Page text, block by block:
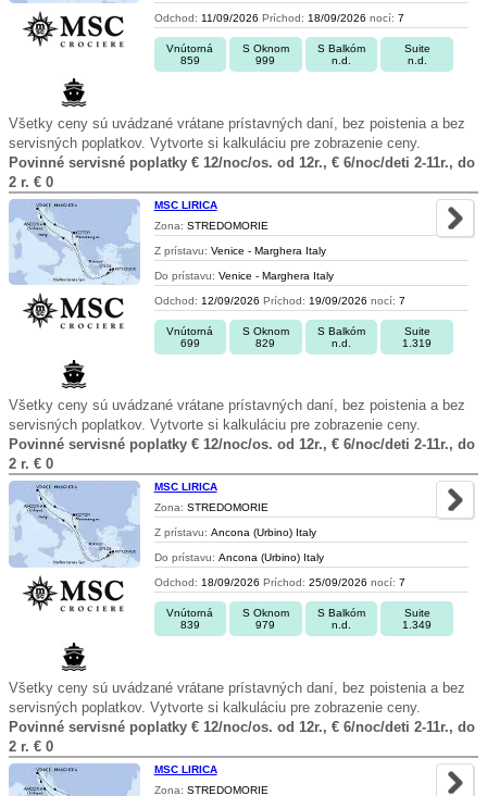
Odchod: 11/09/2026 Príchod: 18/09/2026 nocí: 7
Vnútorná
859
S Oknom
999
S Balkóm
n.d.
Suite
n.d.
Všetky ceny sú uvádzané vrátane prístavných daní, bez poistenia a bez
servisných poplatkov. Vytvorte si kalkuláciu pre zobrazenie ceny.
Povinné servisné poplatky € 12/noc/os. od 12r., € 6/noc/deti 2-11r., do
2 r. € 0
MSC LIRICA
Zona: STREDOMORIE
Z prístavu: Venice - Marghera Italy
Do prístavu: Venice - Marghera Italy
Odchod: 12/09/2026 Príchod: 19/09/2026 nocí: 7
Vnútorná
699
S Oknom
829
S Balkóm
n.d.
Suite
1.319
Všetky ceny sú uvádzané vrátane prístavných daní, bez poistenia a bez
servisných poplatkov. Vytvorte si kalkuláciu pre zobrazenie ceny.
Povinné servisné poplatky € 12/noc/os. od 12r., € 6/noc/deti 2-11r., do
2 r. € 0
MSC LIRICA
Zona: STREDOMORIE
Z prístavu: Ancona (Urbino) Italy
Do prístavu: Ancona (Urbino) Italy
Odchod: 18/09/2026 Príchod: 25/09/2026 nocí: 7
Vnútorná
839
S Oknom
979
S Balkóm
n.d.
Suite
1.349
Všetky ceny sú uvádzané vrátane prístavných daní, bez poistenia a bez
servisných poplatkov. Vytvorte si kalkuláciu pre zobrazenie ceny.
Povinné servisné poplatky € 12/noc/os. od 12r., € 6/noc/deti 2-11r., do
2 r. € 0
MSC LIRICA
Zona: STREDOMORIE